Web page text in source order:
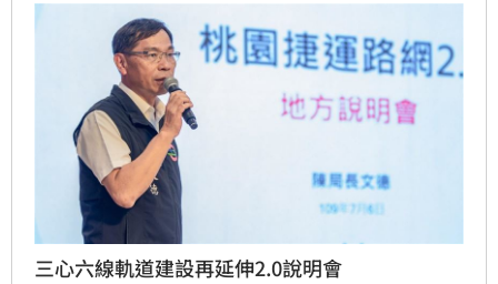
兼顧民眾權益及國土永續。
三心六線軌道建設再延伸2.0說明會